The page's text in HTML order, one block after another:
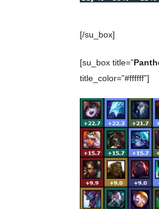
[/su_box]
[su_box title=”
title_color=”#ffffff”]